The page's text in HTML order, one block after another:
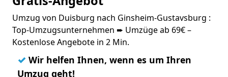
Umzug von Duisburg nach Ginsheim-Gustavsburg :
Top-Umzugsunternehmen ➨ Umzüge ab 69€ –
Kostenlose Angebote in 2 Min.
✓ Wir helfen Ihnen, wenn es um Ihren
Umzug geht!